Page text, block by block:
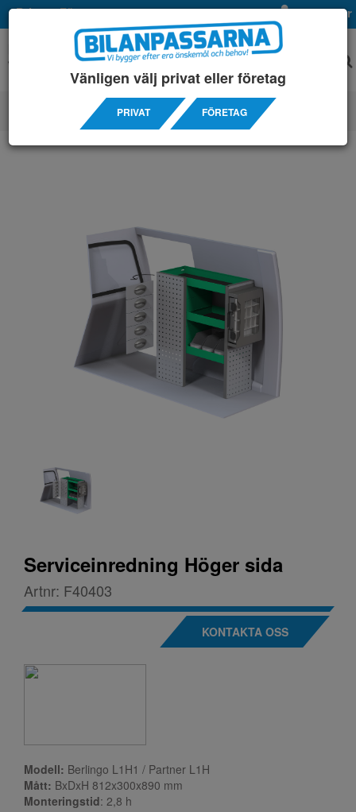
Privat Företag Mina sidor
SERVICEINREDNINGAR/ CITROÊN / BERLINGO L1H1
Serviceinredning Höger sida
Artnr: F40403
KONTAKTA OSS
Modell: Berlingo L1H1 / Partner L1H
Mått: BxDxH 812x300x890 mm
Monteringstid: 2,8 h
Vänligen välj privat eller företag
PRIVAT FÖRETAG